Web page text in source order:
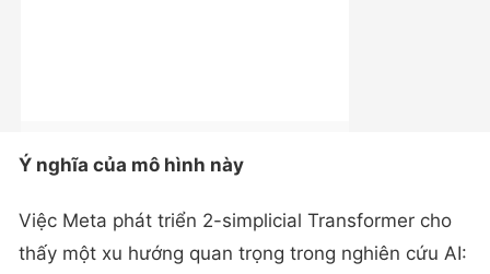
Ý nghĩa của mô hình này
Việc Meta phát triển 2-simplicial Transformer cho
thấy một xu hướng quan trọng trong nghiên cứu AI: